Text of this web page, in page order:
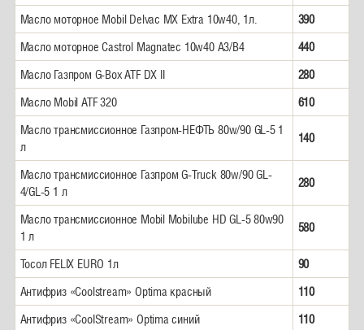
Масло моторное Mobil Delvac MX Extra 10w40, 1л.
390
Масло моторное Castrol Magnatec 10w40 A3/B4
440
Масло Газпром G-Box ATF DX II
280
Масло Mobil ATF 320
610
Масло трансмиссионное Газпром-НЕФТЬ 80w/90 GL-5 1
л
140
Масло трансмиссионное Газпром G-Truck 80w/90 GL-
4/GL-5 1 л
280
Масло трансмиссионное Mobil Mobilube HD GL-5 80w90
1 л
580
Тосол FELIX EURO 1л
90
Антифриз «Coolstream» Optima красный
110
Антифриз «CooIStream» Optima синий
110